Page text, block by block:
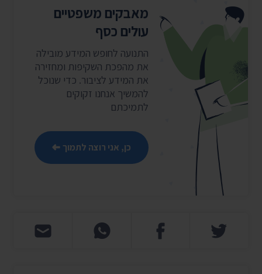
מאבקים משפטיים
עולים כסף
התנועה לחופש המידע מובילה
את מהפכת השקיפות ומחזירה
את המידע לציבור. כדי שנוכל
להמשיך אנחנו זקוקים
לתמיכתם
כן, אני רוצה לתמוך